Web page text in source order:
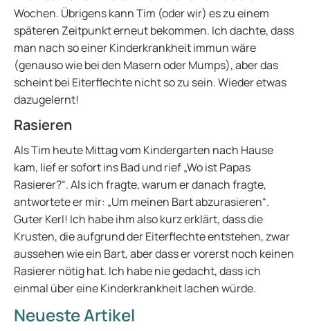
Wochen. Übrigens kann Tim (oder wir) es zu einem
späteren Zeitpunkt erneut bekommen. Ich dachte, dass
man nach so einer Kinderkrankheit immun wäre
(genauso wie bei den Masern oder Mumps), aber das
scheint bei Eiterflechte nicht so zu sein. Wieder etwas
dazugelernt!
Rasieren
Als Tim heute Mittag vom Kindergarten nach Hause
kam, lief er sofort ins Bad und rief „Wo ist Papas
Rasierer?“. Als ich fragte, warum er danach fragte,
antwortete er mir: „Um meinen Bart abzurasieren“.
Guter Kerl! Ich habe ihm also kurz erklärt, dass die
Krusten, die aufgrund der Eiterflechte entstehen, zwar
aussehen wie ein Bart, aber dass er vorerst noch keinen
Rasierer nötig hat. Ich habe nie gedacht, dass ich
einmal über eine Kinderkrankheit lachen würde.
Neueste Artikel